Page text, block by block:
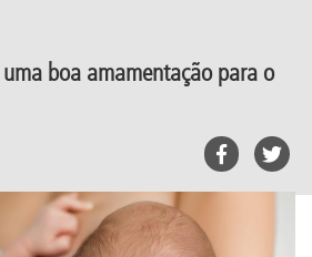
boa amamentação para o